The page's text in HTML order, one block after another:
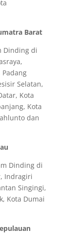
Barat
Dinding di
Selatan,
Kota
Kota
dan
Dinding di
Indragiri
Singingi,
Kota Dumai